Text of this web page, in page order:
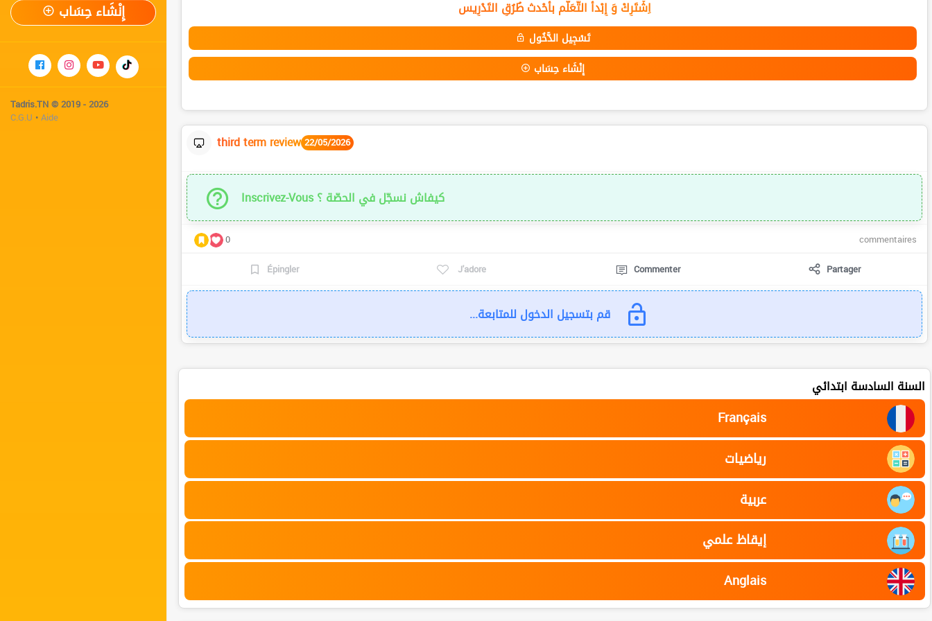
إِنْشَاء حِسَاب
Tadris.TN © 2019 - 2026
C.G.U •Aide
اِشْتَرِكْ وَ إِبْدأ التَّعَلُّم بأحْدث طُرُقِ التَدْرِيس
تَسْجِيل الدُّخُول
إِنْشَاء حِسَاب
third term review 22/05/2026
Inscrivez-Vousكيفاش نسجّل في الحصّة ؟
0
commentaires
Épingler
J'adore Commenter Partager
قم بتسجيل الدخول للمتابعة...
السنة السادسة ابتدائي
Français
رياضيات
عربية
إيقاظ علمي
Anglais